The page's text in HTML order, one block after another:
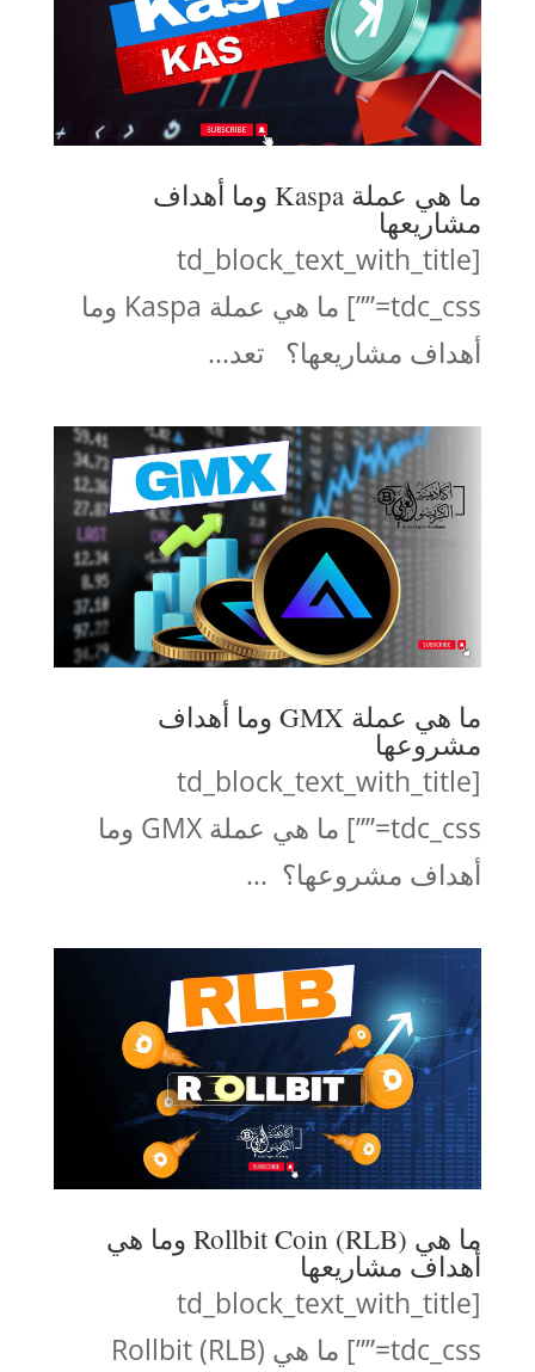
ما هي عملة Kaspa وما أهداف
مشاريعها
[td_block_text_with_title
tdc_css=””] ما هي عملة Kaspa وما
أهداف مشاريعها؟ تعد...
ما هي عملة GMX وما أهداف
مشروعها
[td_block_text_with_title
tdc_css=””] ما هي عملة GMX وما
أهداف مشروعها؟ ...
ما هي (RLB) Rollbit Coin وما هي
أهداف مشاريعها
[td_block_text_with_title
tdc_css=””] ما هي (RLB) Rollbit